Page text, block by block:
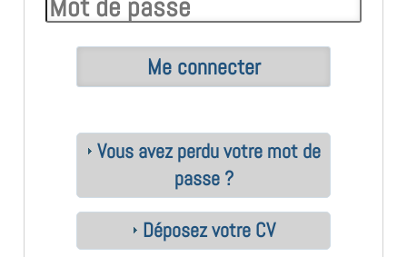
Vous avez perdu votre mot de
passe ?
Déposez votre CV